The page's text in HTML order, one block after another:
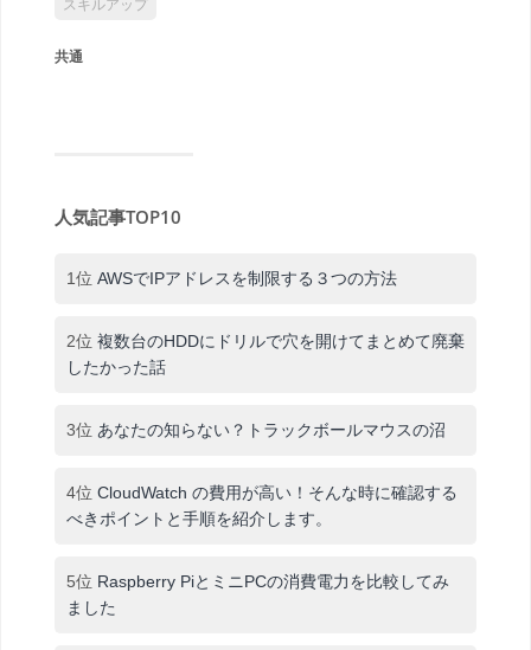
スキルアップ
共通
人気記事TOP10
1位 AWSでIPアドレスを制限する３つの方法
2位 複数台のHDDにドリルで穴を開けてまとめて廃棄
したかった話
3位 あなたの知らない？トラックボールマウスの沼
4位 CloudWatch の費用が高い！そんな時に確認する
べきポイントと手順を紹介します。
5位 Raspberry PiとミニPCの消費電力を比較してみ
ました